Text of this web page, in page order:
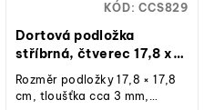
Dortová podložka
stříbrná, čtverec 17,8 x
17,8 cm, výška 3 mm
Rozměr podložky 17,8 × 17,8
cm, tloušťka cca 3 mm,
KÓD:CCS829